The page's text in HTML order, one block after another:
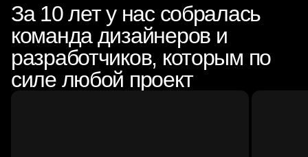
За 10 лет у нас собралась
команда дизайнеров и
разработчиков, которым по
силе любой проект